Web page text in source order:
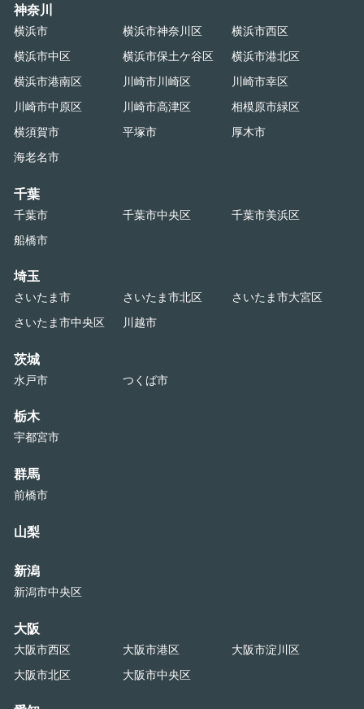
神奈川
横浜市 横浜市神奈川区
横浜市西区
横浜市中区
横浜市保土ケ谷区
横浜市港北区
横浜市港南区
川崎市川崎区
川崎市幸区
川崎市中原区
川崎市高津区
相模原市緑区
横須賀市
平塚市
厚木市
海老名市
千葉
千葉市 千葉市中央区
千葉市美浜区
船橋市
埼玉
さいたま市 さいたま市北区
さいたま市大宮区
さいたま市中央区
川越市
茨城
水戸市 つくば市
栃木
宇都宮市
群馬
前橋市
山梨
新潟
新潟市中央区
大阪
大阪市西区 大阪市港区
大阪市淀川区
大阪市北区
大阪市中央区